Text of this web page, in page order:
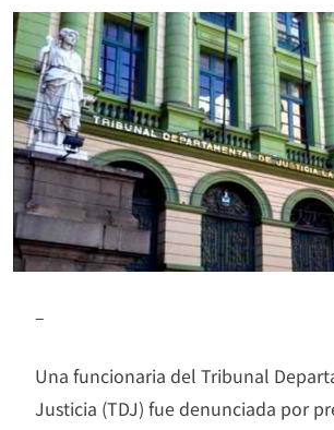
–
Una funcionaria del Tribunal
Justicia (TDJ) fue denunciada por